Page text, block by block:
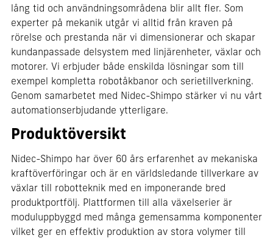
lång tid och användningsområdena blir allt fler. Som
experter på mekanik utgår vi alltid från kraven på
rörelse och prestanda när vi dimensionerar och skapar
kundanpassade delsystem med linjärenheter, växlar och
motorer. Vi erbjuder både enskilda lösningar som till
exempel kompletta robotåkbanor och serietillverkning.
Genom samarbetet med Nidec-Shimpo stärker vi nu vårt
automationserbjudande ytterligare.
Produktöversikt
Nidec-Shimpo har över 60 års erfarenhet av mekaniska
kraftöverföringar och är en världsledande tillverkare av
växlar till robotteknik med en imponerande bred
produktportfölj. Plattformen till alla växelserier är
moduluppbyggd med många gemensamma komponenter
vilket ger en effektiv produktion av stora volymer till